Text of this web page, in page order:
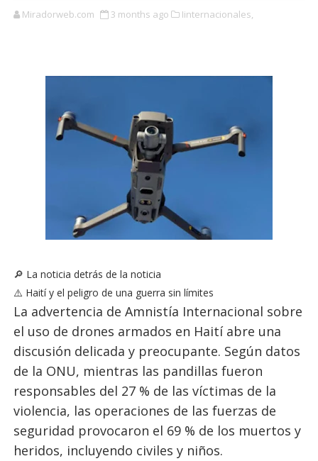
Miradorweb.com 3 months ago Iinternacionales,
🔎 La noticia detrás de la noticia
⚠️ Haití y el peligro de una guerra sin límites
La advertencia de Amnistía Internacional sobre
el uso de drones armados en Haití abre una
discusión delicada y preocupante. Según datos
de la ONU, mientras las pandillas fueron
responsables del 27 % de las víctimas de la
violencia, las operaciones de las fuerzas de
seguridad provocaron el 69 % de los muertos y
heridos, incluyendo civiles y niños.